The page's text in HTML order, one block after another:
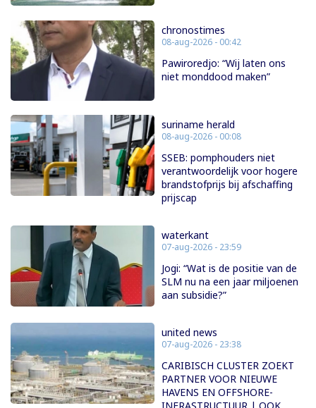
chronostimes
08-aug-2026 - 00:42
Pawiroredjo: “Wij laten ons
niet monddood maken”
suriname herald
08-aug-2026 - 00:08
SSEB: pomphouders niet
verantwoordelijk voor hogere
brandstofprijs bij afschaffing
prijscap
waterkant
07-aug-2026 - 23:59
Jogi: “Wat is de positie van de
SLM nu na een jaar miljoenen
aan subsidie?”
united news
07-aug-2026 - 23:38
CARIBISCH CLUSTER ZOEKT
PARTNER VOOR NIEUWE
HAVENS EN OFFSHORE-